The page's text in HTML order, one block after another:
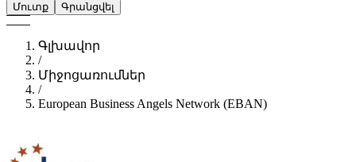
Մուտք Գրանցվել
Գլխավոր
/
Միջոցառումներ
/
European Business Angels Network (EBAN)